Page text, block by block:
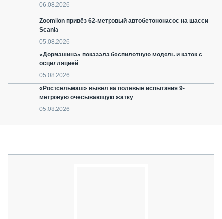
06.08.2026
Zoomlion привёз 62-метровый автобетононасос на шасси
Scania
05.08.2026
«Дормашина» показала беспилотную модель и каток с
осцилляцией
05.08.2026
«Ростсельмаш» вывел на полевые испытания 9-
метровую очёсывающую жатку
05.08.2026